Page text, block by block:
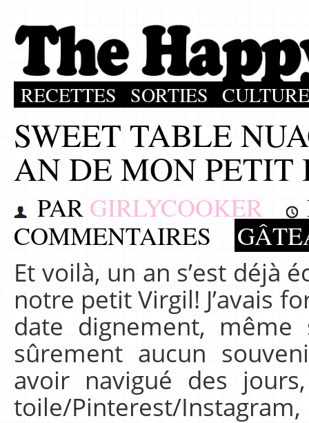
RECETTES SORTIES CULTURE
SWEET TABLE
AN DE MON PETIT
PAR GIRLYCOOKER
COMMENTAIRES
Et voilà, un an s’est déjà
notre petit Virgil! J’avais
date dignement, même
sûrement aucun
avoir navigué des
toile/Pinterest/